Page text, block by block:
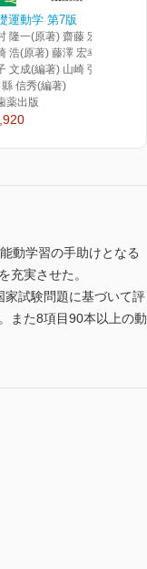
運動学 第7版
隆一(原著) 齋藤 宏(原著)
浩(原著) 藤澤 宏幸(編著)
文成(編著) 山崎 弘嗣(編
信秀(編著)
薬出版
動学習の手助けとなる
充実させた。
試験問題に基づいて評
また8項目90本以上の動